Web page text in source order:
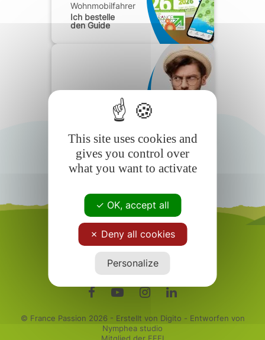
Wohnmobilfahrer
Ich bestelle
den Guide
Wohnmobilfahrer
© France Passion 2026 - Erstellt von Digito - Entworfen von
Nymphea studio
This site uses cookies and
gives you control over
what you want to activate
OK, accept all
Deny all cookies
Personalize